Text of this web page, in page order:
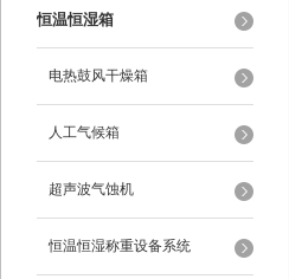
恒温恒湿箱
电热鼓风干燥箱
人工气候箱
超声波气蚀机
恒温恒湿称重设备系统